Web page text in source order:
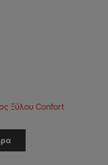
Ξύλου Confort